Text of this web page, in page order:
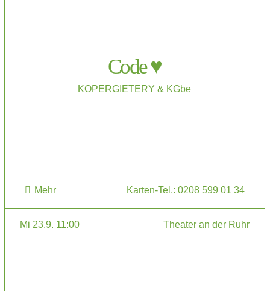
Code ♥
KOPERGIETERY & KGbe
Mehr Karten-Tel.: 0208 599 01 34
Mi 23.9. 11:00 Theater an der Ruhr